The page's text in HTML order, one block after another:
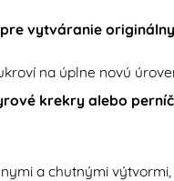
vytváranie
na úplne novú
krekry alebo
a chutnými